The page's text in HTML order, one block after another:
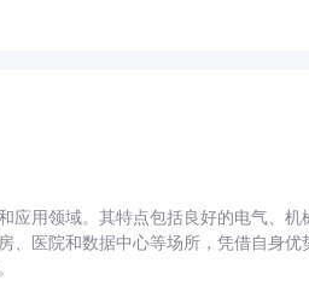
应用领域。其特点包括良好的电气、机
、医院和数据中心等场所，凭借自身优